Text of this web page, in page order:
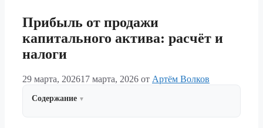
Прибыль от продажи
капитального актива: расчёт и
налоги
29 марта, 202617 марта, 2026 от Артём Волков
Содержание